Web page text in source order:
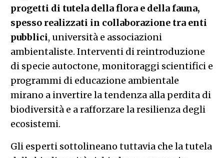
progetti di tutela della flora e della fauna,
spesso realizzati in collaborazione tra enti
pubblici, università e associazioni
ambientaliste. Interventi di reintroduzione
di specie autoctone, monitoraggi scientifici e
programmi di educazione ambientale
mirano a invertire la tendenza alla perdita di
biodiversità e a rafforzare la resilienza degli
ecosistemi.
Gli esperti sottolineano tuttavia che la tutela